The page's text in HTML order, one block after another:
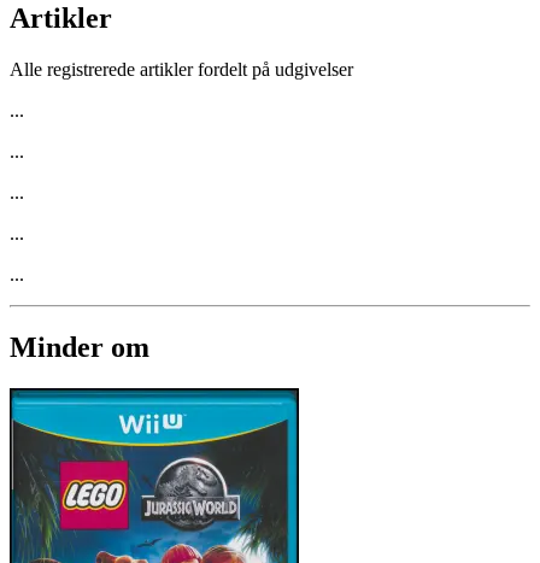
Artikler
Alle registrerede artikler fordelt på udgivelser
...
...
...
...
...
Minder om